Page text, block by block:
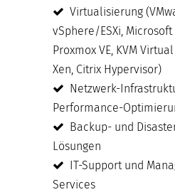
Virtualisierung
vSphere/ESXi, Microsoft
Proxmox VE, KVM
Xen, Citrix Hypervisor)
Netzwerk-
Performance-
Backup- und
Lösungen
IT-Support und
Services